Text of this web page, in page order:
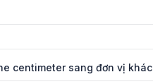
centimeter sang đơn vị khác